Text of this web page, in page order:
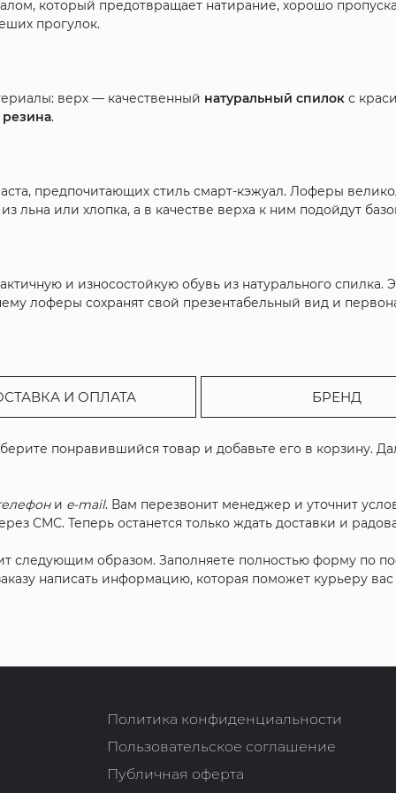
который предотвращает натирание, хорошо
прогулок.
верх — качественный натуральный спилок с
резина.
предпочитающих стиль смарт-кэжуал. Лоферы
или хлопка, а в качестве верха к ним подойдут
и износостойкую обувь из натурального
лоферы сохранят свой презентабельный вид и
И ОПЛАТА БРЕНД
понравившийся товар и добавьте его в корзину.
и e-mail. Вам перезвонит менеджер и уточнит
СМС. Теперь останется только ждать доставки и
следующим образом. Заполняете полностью форму по
написать информацию, которая поможет курьеру
Политика конфиденциальности
Пользовательское соглашение
Публичная оферта